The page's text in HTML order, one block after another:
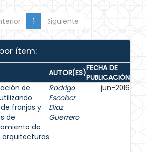
1 Siguiente
ítem:
AUTOR(ES)FECHA DE
PUBLICACIÓN
de
franjas y
de
de
arquitecturas
Rodrigo
Escobar
Diaz
Guerrero
jun-2016